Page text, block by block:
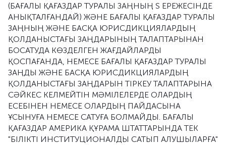
(БАҒАЛЫ ҚАҒАЗДАР ТУРАЛЫ ЗАҢНЫҢ S ЕРЕЖЕСІНДЕ
АНЫҚТАЛҒАНДАЙ) ЖӘНЕ БАҒАЛЫ ҚАҒАЗДАР ТУРАЛЫ
ЗАҢНЫҢ ЖӘНЕ БАСҚА ЮРИСДИКЦИЯЛАРДЫҢ
ҚОЛДАНЫСТАҒЫ ЗАҢДАРЫНЫҢ ТАЛАПТАРЫНАН
БОСАТУДА КӨЗДЕЛГЕН ЖАҒДАЙЛАРДЫ
ҚОСПАҒАНДА, НЕМЕСЕ БАҒАЛЫ ҚАҒАЗДАР ТУРАЛЫ
ЗАҢДЫ ЖӘНЕ БАСҚА ЮРИСДИКЦИЯЛАРДЫҢ
ҚОЛДАНЫСТАҒЫ ЗАҢДАРЫН ТІРКЕУ ТАЛАПТАРЫНА
СӘЙКЕС КЕЛМЕЙТІН МӘМІЛЕЛЕРДЕ ОЛАРДЫҢ
ЕСЕБІНЕН НЕМЕСЕ ОЛАРДЫҢ ПАЙДАСЫНА
ҰСЫНУҒА НЕМЕСЕ САТУҒА БОЛМАЙДЫ. БАҒАЛЫ
ҚАҒАЗДАР АМЕРИКА ҚҰРАМА ШТАТТАРЫНДА ТЕК
"БІЛІКТІ ИНСТИТУЦИОНАЛДЫ САТЫП АЛУШЫЛАРҒА"